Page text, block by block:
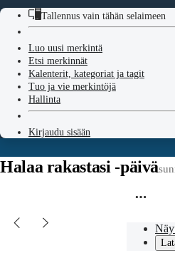
Tallennus vain tähän selaimeen
Luo uusi merkintä
Etsi merkinnät
Kalenterit, kategoriat ja tagit
Tuo ja vie merkintöjä
Hallinta
Kirjaudu sisään
Halaa rakastasi -päivä